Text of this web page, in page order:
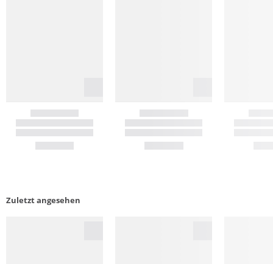
Zuletzt angesehen